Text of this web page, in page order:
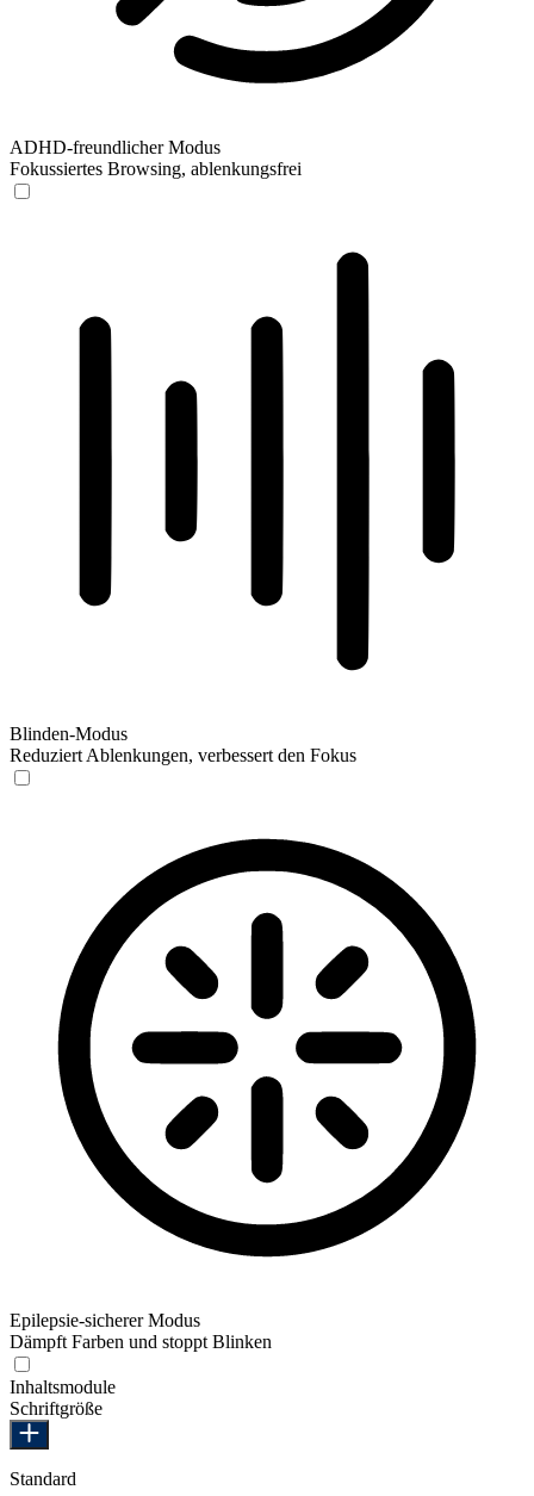
ADHD-freundlicher Modus
Fokussiertes Browsing, ablenkungsfrei
Blinden-Modus
Reduziert Ablenkungen, verbessert den Fokus
Epilepsie-sicherer Modus
Dämpft Farben und stoppt Blinken
Inhaltsmodule
Schriftgröße
Standard